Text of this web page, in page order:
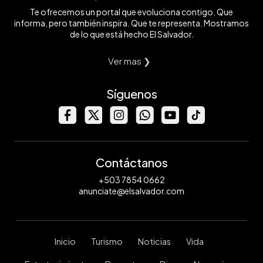
Te ofrecemos un portal que evoluciona contigo. Que
informa, pero también inspira. Que te representa. Mostramos
de lo que está hecho El Salvador.
Ver mas ❯
Síguenos
Contáctanos
+503 7854 0662
anunciate@elsalvador.com
Inicio Turismo Noticias Vida